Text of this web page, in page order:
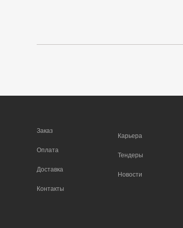
Заказ
Оплата
Доставка
Контакты
Карьера
Тендеры
Новости